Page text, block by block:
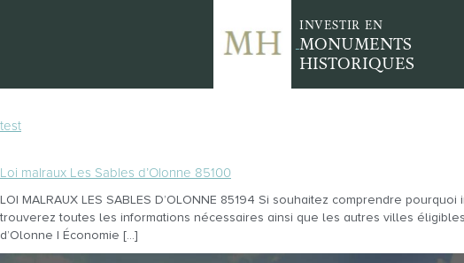
INVESTIR EN
MONUMENTS
HISTORIQUES
test
Loi malraux Les Sables d’Olonne 85100
LOI MALRAUX LES SABLES D’OLONNE 85194 Si souhaitez comprendre
trouverez toutes les informations nécessaires ainsi que les autres villes
d’Olonne | Économie […]